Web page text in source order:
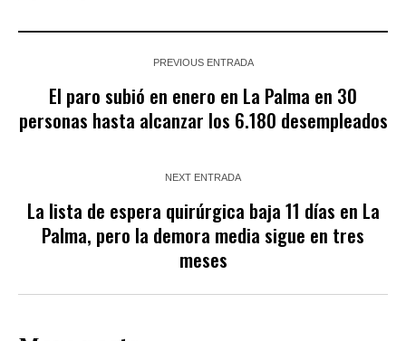
PREVIOUS ENTRADA
El paro subió en enero en La Palma en 30
personas hasta alcanzar los 6.180 desempleados
NEXT ENTRADA
La lista de espera quirúrgica baja 11 días en La
Palma, pero la demora media sigue en tres
meses